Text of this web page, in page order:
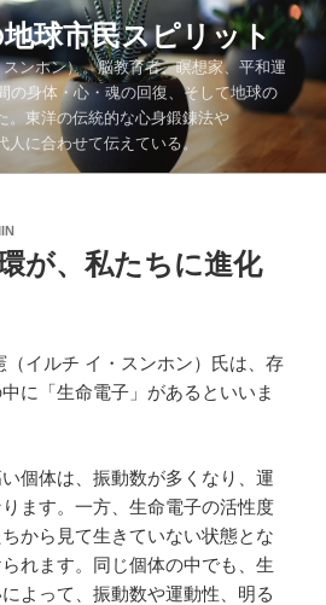
球市民スピリット
ンホン）。脳教育者、瞑想家、平和運
の身体・心・魂の回復、そして地球の
。東洋の伝統的な心身鍛錬法や
人に合わせて伝えている。
が、私たちに進化
（イルチ イ・スンホン）氏は、存
に「生命電子」があるといいま
個体は、振動数が多くなり、運
ます。一方、生命電子の活性度
から見て生きていない状態とな
れます。同じ個体の中でも、生
よって、振動数や運動性、明る